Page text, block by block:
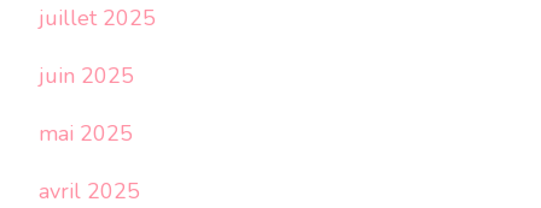
juillet 2025
juin 2025
mai 2025
avril 2025